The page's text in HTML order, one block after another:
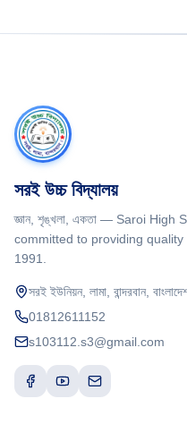
সরই উচ্চ বিদ্যালয়
জ্ঞান, শৃঙ্খলা, একতা — Saroi High
committed to providing quality
1991
সরই ইউনিয়ন, লামা, বান্দরবান,
01812611152
s103112.s3@gmail.com